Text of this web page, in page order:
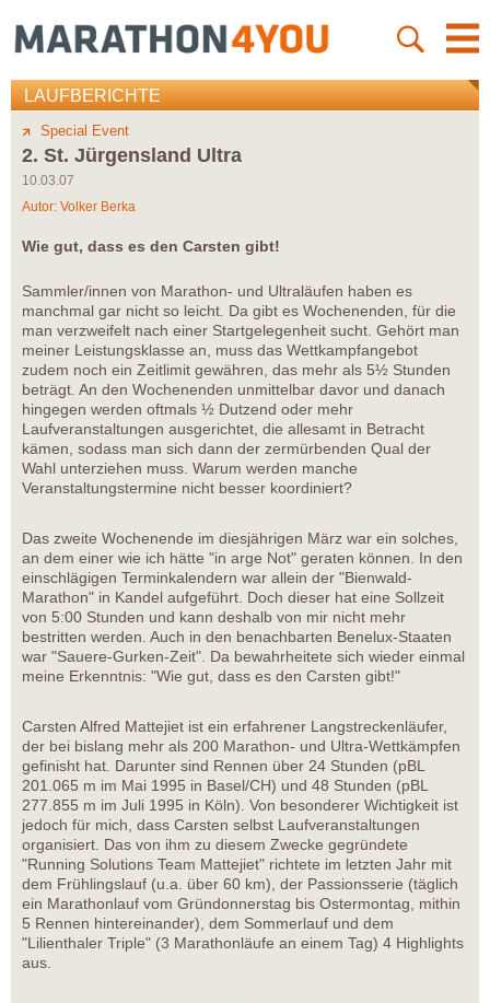
LAUFBERICHTE
Special Event
2. St. Jürgensland Ultra
10.03.07
Autor: Volker Berka
Wie gut, dass es den Carsten gibt!
Sammler/innen von Marathon- und Ultraläufen haben es
manchmal gar nicht so leicht. Da gibt es Wochenenden, für die
man verzweifelt nach einer Startgelegenheit sucht. Gehört man
meiner Leistungsklasse an, muss das Wettkampfangebot
zudem noch ein Zeitlimit gewähren, das mehr als 5½ Stunden
beträgt. An den Wochenenden unmittelbar davor und danach
hingegen werden oftmals ½ Dutzend oder mehr
Laufveranstaltungen ausgerichtet, die allesamt in Betracht
kämen, sodass man sich dann der zermürbenden Qual der
Wahl unterziehen muss. Warum werden manche
Veranstaltungstermine nicht besser koordiniert?
Das zweite Wochenende im diesjährigen März war ein solches,
an dem einer wie ich hätte "in arge Not" geraten können. In den
einschlägigen Terminkalendern war allein der "Bienwald-
Marathon" in Kandel aufgeführt. Doch dieser hat eine Sollzeit
von 5:00 Stunden und kann deshalb von mir nicht mehr
bestritten werden. Auch in den benachbarten Benelux-Staaten
war "Sauere-Gurken-Zeit". Da bewahrheitete sich wieder einmal
meine Erkenntnis: "Wie gut, dass es den Carsten gibt!"
Carsten Alfred Mattejiet ist ein erfahrener Langstreckenläufer,
der bei bislang mehr als 200 Marathon- und Ultra-Wettkämpfen
gefinisht hat. Darunter sind Rennen über 24 Stunden (pBL
201.065 m im Mai 1995 in Basel/CH) und 48 Stunden (pBL
277.855 m im Juli 1995 in Köln). Von besonderer Wichtigkeit ist
jedoch für mich, dass Carsten selbst Laufveranstaltungen
organisiert. Das von ihm zu diesem Zwecke gegründete
"Running Solutions Team Mattejiet" richtete im letzten Jahr mit
dem Frühlingslauf (u.a. über 60 km), der Passionsserie (täglich
ein Marathonlauf vom Gründonnerstag bis Ostermontag, mithin
5 Rennen hintereinander), dem Sommerlauf und dem
"Lilienthaler Triple" (3 Marathonläufe an einem Tag) 4 Highlights
aus.